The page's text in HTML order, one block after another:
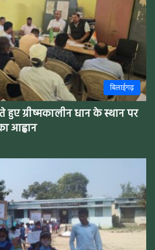
बिलाईगढ़
ग्रीष्मकालीन धान के स्थान पर
आह्वान